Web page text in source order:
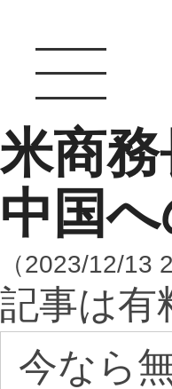
米商
中国
（2023/12/13
記事は有
今なら